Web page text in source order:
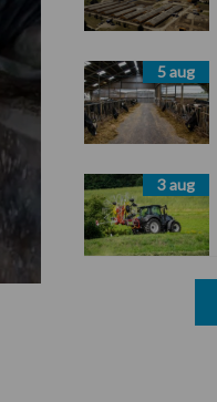
5 aug
3 aug